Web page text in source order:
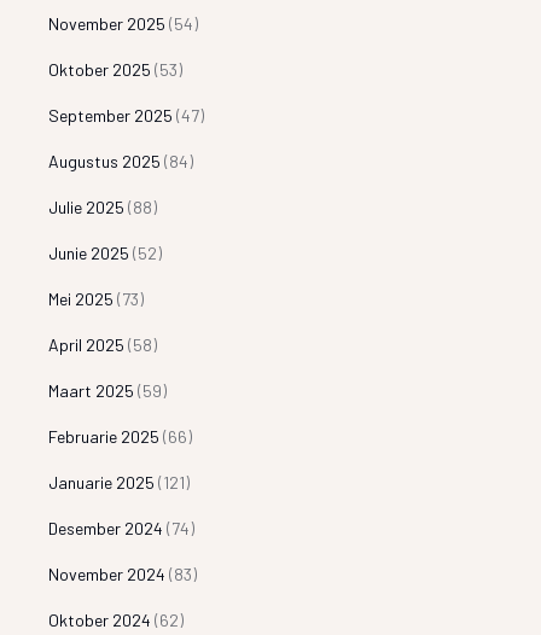
November 2025 (54)
Oktober 2025 (53)
September 2025 (47)
Augustus 2025 (84)
Julie 2025 (88)
Junie 2025 (52)
Mei 2025 (73)
April 2025 (58)
Maart 2025 (59)
Februarie 2025 (66)
Januarie 2025 (121)
Desember 2024 (74)
November 2024 (83)
Oktober 2024 (62)